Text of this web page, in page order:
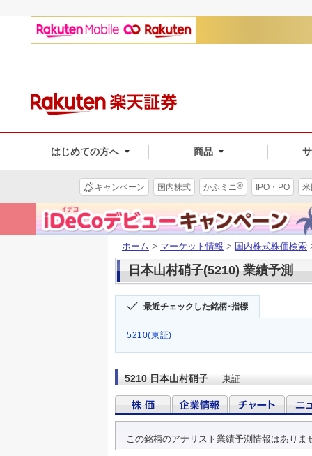
はじめての方へ 商品
キャンペーン 国内株式 かぶミニ® IPO・PO
ホーム > マーケット情報 > 国内株式株価検索
日本山村硝子(5210) 業績予測
最近チェックした銘柄･指標
5210(東証)
5210 日本山村硝子 東証